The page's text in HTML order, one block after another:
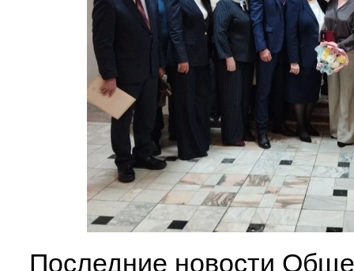
Последние новости